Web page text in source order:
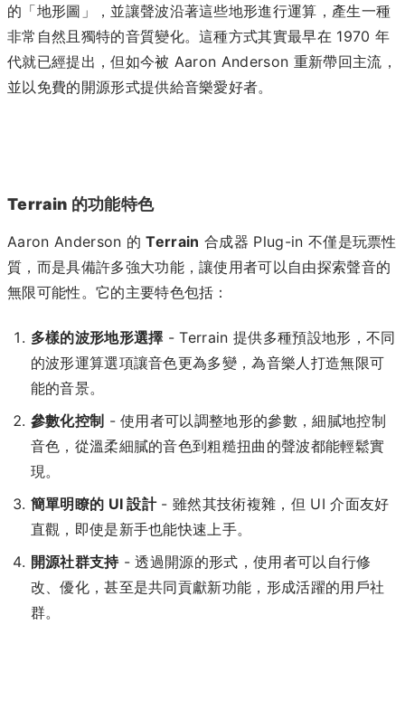
的「地形圖」，並讓聲波沿著這些地形進行運算，產生一種
非常自然且獨特的音質變化。這種方式其實最早在 1970 年
代就已經提出，但如今被 Aaron Anderson 重新帶回主流，
並以免費的開源形式提供給音樂愛好者。
Terrain 的功能特色
Aaron Anderson 的Terrain 合成器 Plug-in 不僅是玩票性
質，而是具備許多強大功能，讓使用者可以自由探索聲音的
無限可能性。它的主要特色包括：
多樣的波形地形選擇 - Terrain 提供多種預設地形，不同
的波形運算選項讓音色更為多變，為音樂人打造無限可
能的音景。
參數化控制 - 使用者可以調整地形的參數，細膩地控制
音色，從溫柔細膩的音色到粗糙扭曲的聲波都能輕鬆實
現。
簡單明瞭的 UI 設計- 雖然其技術複雜，但 UI 介面友好
直觀，即使是新手也能快速上手。
開源社群支持- 透過開源的形式，使用者可以自行修
改、優化，甚至是共同貢獻新功能，形成活躍的用戶社
群。